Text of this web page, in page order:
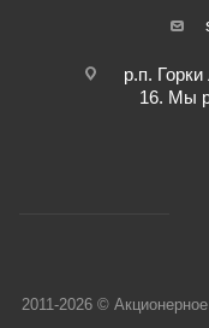
р.п.
16. Мы
2011-2026 ©